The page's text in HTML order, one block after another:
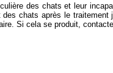
des chats et leur
chats après le
Si cela se produit,